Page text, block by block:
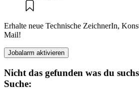
Erhalte neue Technische ZeichnerIn,
Mail!
Jobalarm aktivieren
Nicht das gefunden was du
Suche: